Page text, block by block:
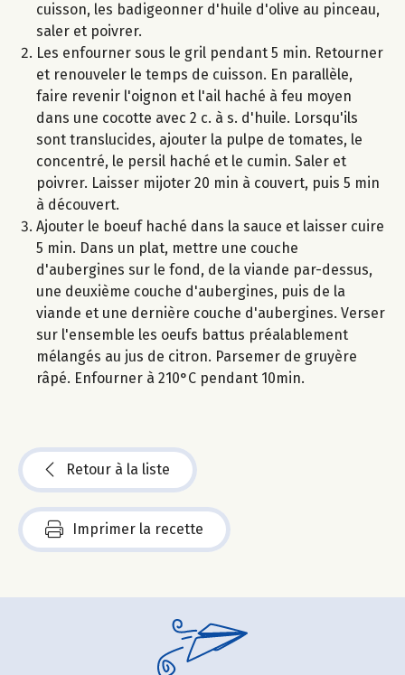
cuisson, les badigeonner d'huile d'olive au pinceau,
saler et poivrer.
Les enfourner sous le gril pendant 5 min. Retourner
et renouveler le temps de cuisson. En parallèle,
faire revenir l'oignon et l'ail haché à feu moyen
dans une cocotte avec 2 c. à s. d'huile. Lorsqu'ils
sont translucides, ajouter la pulpe de tomates, le
concentré, le persil haché et le cumin. Saler et
poivrer. Laisser mijoter 20 min à couvert, puis 5 min
à découvert.
Ajouter le boeuf haché dans la sauce et laisser cuire
5 min. Dans un plat, mettre une couche
d'aubergines sur le fond, de la viande par-dessus,
une deuxième couche d'aubergines, puis de la
viande et une dernière couche d'aubergines. Verser
sur l'ensemble les oeufs battus préalablement
mélangés au jus de citron. Parsemer de gruyère
râpé. Enfourner à 210°C pendant 10min.
Retour à la liste
Imprimer la recette